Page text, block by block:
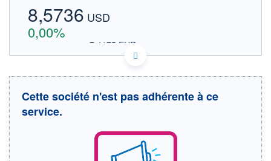
8,5736 USD
0,00%
7,4175 EUR
DONNÉES TEMPS DIFFÉRÉ
Cotation sur les autres places
8,5736
+ BAS
0,0000
Cette société n'est pas adhérente à ce
service.